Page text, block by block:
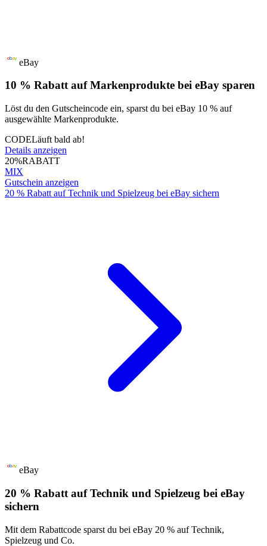
eBay
10 % Rabatt auf Markenprodukte bei eBay sparen
Löst du den Gutscheincode ein, sparst du bei eBay 10 % auf
ausgewählte Markenprodukte.
CODELäuft bald ab!
Details anzeigen
20%RABATT
MIX
Gutschein anzeigen
20 % Rabatt auf Technik und Spielzeug bei eBay sichern
eBay
20 % Rabatt auf Technik und Spielzeug bei eBay
sichern
Mit dem Rabattcode sparst du bei eBay 20 % auf Technik,
Spielzeug und Co.